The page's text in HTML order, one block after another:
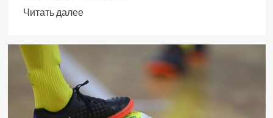
Читать далее